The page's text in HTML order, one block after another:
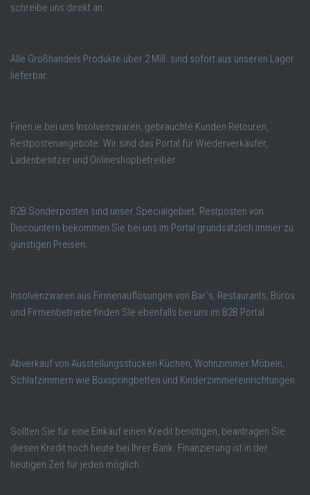
schreibe uns direkt an.
Alle Großhandels Produkte über 2 Mill. sind sofort aus unseren Lager
lieferbar.
Finen ie bei uns Insolvenzwaren, gebrauchte Kunden Retouren,
Restpostenangebote. Wir sind das Portal für Wiederverkäufer,
Ladenbesitzer und Onlineshopbetreiber.
B2B Sonderposten sind unser Specialgebiet. Restposten von
Discountern bekommen Sie bei uns im Portal grundsätzlich immer zu
günstigen Preisen.
Insolvenzwaren aus Firmenauflösungen von Bar´s, Restaurants, Büros
und Firmenbetriebe finden SIe ebenfalls bei uns im B2B Portal.
Abverkauf von Ausstellungsstücken Küchen, Wohnzimmer Möbeln,
Schlafzimmern wie Boxspringbetten und Kinderzimmereinrichtungen.
Sollten Sie für eine Einkauf einen Kredit benötigen, beantragen Sie
diesen Kredit noch heute bei Ihrer Bank. Finanzierung ist in der
heutigen Zeit für jeden möglich.